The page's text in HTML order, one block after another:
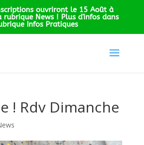
ouvriront le 15 Août à
rubrique News ! Plus d'infos dans
Infos Pratiques
! Rdv Dimanche